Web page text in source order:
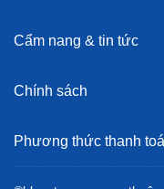
Cẩm nang & tin tức
Chính sách
Phương thức thanh